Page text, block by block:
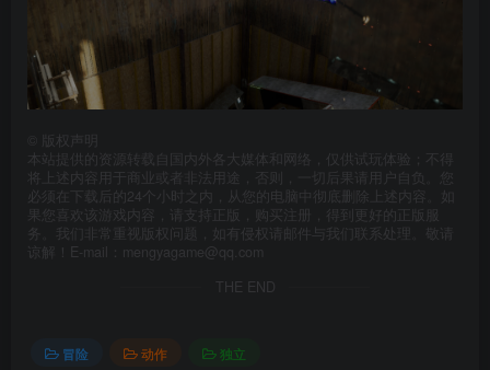
版权声明
本站提供的资源转载自国内外各大媒体和网络，仅供试玩体验；不得
将上述内容用于商业或者非法用途，否则，一切后果请用户自负。您
必须在下载后的24个小时之内，从您的电脑中彻底删除上述内容。如
果您喜欢该游戏内容，请支持正版，购买注册，得到更好的正版服
务。我们非常重视版权问题，如有侵权请邮件与我们联系处理。敬请
谅解！E-mail：mengyagame@qq.com
THE END
冒险 动作
独立